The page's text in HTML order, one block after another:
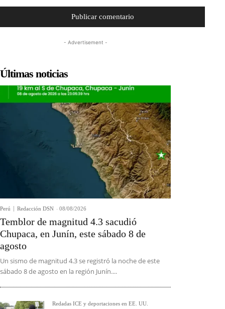
- Advertisement -
Últimas noticias
Perú Redacción DSN - 08/08/2026
Temblor de magnitud 4.3 sacudió
Chupaca, en Junín, este sábado 8 de
agosto
Un sismo de magnitud 4.3 se registró la noche de este
sábado 8 de agosto en la región Junín....
Redadas ICE y deportaciones en EE. UU.